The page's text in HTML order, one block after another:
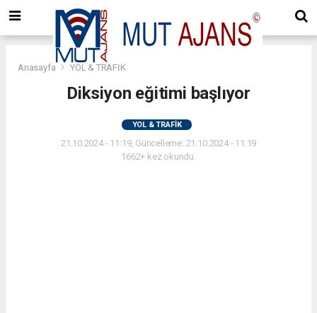
Anasayfa YOL & TRAFİK
Diksiyon eğitimi başlıyor
YOL & TRAFİK
21.10.2024 - 11:19, Güncelleme: 21.10.2024 - 11:19
1662+ kez okundu.